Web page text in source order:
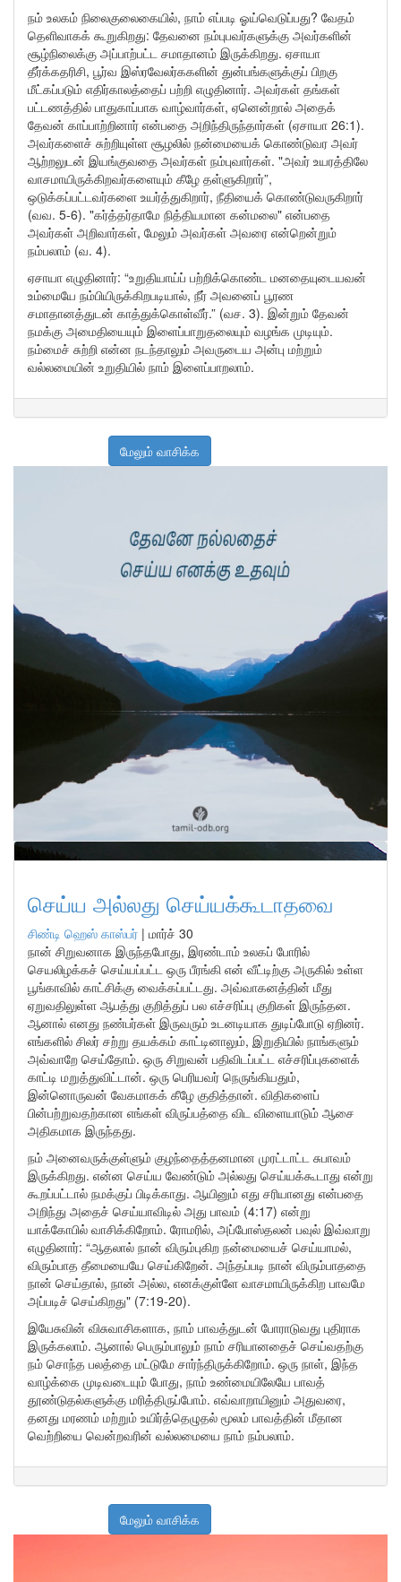
நம் உலகம் நிலைகுலைகையில், நாம் எப்படி ஓய்வெடுப்பது? வேதம்
தெளிவாகக் கூறுகிறது: தேவனை நம்புபவர்களுக்கு அவர்களின்
சூழ்நிலைக்கு அப்பாற்பட்ட சமாதானம் இருக்கிறது. ஏசாயா
தீர்க்கதரிசி, பூர்வ இஸ்ரவேலர்ககளின் துன்பங்களுக்குப் பிறகு
மீட்கப்படும் எதிர்காலத்தைப் பற்றி எழுதினார். அவர்கள் தங்கள்
பட்டணத்தில் பாதுகாப்பாக வாழ்வார்கள், ஏனென்றால் அதைக்
தேவன் காப்பாற்றினார் என்பதை அறிந்திருந்தார்கள் (ஏசாயா 26:1).
அவர்களைச் சுற்றியுள்ள சூழலில் நன்மையைக் கொண்டுவர அவர்
ஆற்றலுடன் இயங்குவதை அவர்கள் நம்புவார்கள். "அவர் உயரத்திலே
வாசமாயிருக்கிறவர்களையும் கீழே தள்ளுகிறார்”,
ஒடுக்கப்பட்டவர்களை உயர்த்துகிறார், நீதியைக் கொண்டுவருகிறார்
(வவ. 5-6). "கர்த்தர்தாமே நித்தியமான கன்மலை" என்பதை
அவர்கள் அறிவார்கள், மேலும் அவர்கள் அவரை என்றென்றும்
நம்பலாம் (வ. 4).
ஏசாயா எழுதினார்: “உறுதியாய்ப் பற்றிக்கொண்ட மனதையுடையவன்
உம்மையே நம்பியிருக்கிறபடியால், நீர் அவனைப் பூரண
சமாதானத்துடன் காத்துக்கொள்வீர்.” (வச. 3). இன்றும் தேவன்
நமக்கு அமைதியையும் இளைப்பாறுதலையும் வழங்க முடியும்.
நம்மைச் சுற்றி என்ன நடந்தாலும் அவருடைய அன்பு மற்றும்
வல்லமையின் உறுதியில் நாம் இளைப்பாறலாம்.
மேலும் வாசிக்க
செய்ய அல்லது செய்யக்கூடாதவை
சிண்டி ஹெஸ் காஸ்பர் | மார்ச் 30
நான் சிறுவனாக இருந்தபோது, இரண்டாம் உலகப் போரில்
செயலிழக்கச் செய்யப்பட்ட ஒரு பீரங்கி என் வீட்டிற்கு அருகில் உள்ள
பூங்காவில் காட்சிக்கு வைக்கப்பட்டது. அவ்வாகனத்தின் மீது
ஏறுவதிலுள்ள ஆபத்து குறித்துப் பல எச்சரிப்பு குறிகள் இருந்தன.
ஆனால் எனது நண்பர்கள் இருவரும் உடனடியாக துடிப்போடு ஏறினர்.
எங்களில் சிலர் சற்று தயக்கம் காட்டினாலும், இறுதியில் நாங்களும்
அவ்வாறே செய்தோம். ஒரு சிறுவன் பதிவிடப்பட்ட எச்சரிப்புகளைக்
காட்டி மறுத்துவிட்டான். ஒரு பெரியவர் நெருங்கியதும்,
இன்னொருவன் வேகமாகக் கீழே குதித்தான். விதிகளைப்
பின்பற்றுவதற்கான எங்கள் விருப்பத்தை விட விளையாடும் ஆசை
அதிகமாக இருந்தது.
நம் அனைவருக்குள்ளும் குழந்தைத்தனமான முரட்டாட்ட சுபாவம்
இருக்கிறது. என்ன செய்ய வேண்டும் அல்லது செய்யக்கூடாது என்று
கூறப்பட்டால் நமக்குப் பிடிக்காது. ஆயினும் எது சரியானது என்பதை
அறிந்து அதைச் செய்யாவிடில் அது பாவம் (4:17) என்று
யாக்கோபில் வாசிக்கிறோம். ரோமரில், அப்போஸ்தலன் பவுல் இவ்வாறு
எழுதினார்: “ஆதலால் நான் விரும்புகிற நன்மையைச் செய்யாமல்,
விரும்பாத தீமையையே செய்கிறேன். அந்தப்படி நான் விரும்பாததை
நான் செய்தால், நான் அல்ல, எனக்குள்ளே வாசமாயிருக்கிற பாவமே
அப்படிச் செய்கிறது" (7:19-20).
இயேசுவின் விசுவாசிகளாக, நாம் பாவத்துடன் போராடுவது புதிராக
இருக்கலாம். ஆனால் பெரும்பாலும் நாம் சரியானதைச் செய்வதற்கு
நம் சொந்த பலத்தை மட்டுமே சார்ந்திருக்கிறோம். ஒரு நாள், இந்த
வாழ்க்கை முடிவடையும் போது, நாம் உண்மையிலேயே பாவத்
தூண்டுதல்களுக்கு மரித்திருப்போம். எவ்வாறாயினும் அதுவரை,
தனது மரணம் மற்றும் உயிர்த்தெழுதல் மூலம் பாவத்தின் மீதான
வெற்றியை வென்றவரின் வல்லமையை நாம் நம்பலாம்.
மேலும் வாசிக்க